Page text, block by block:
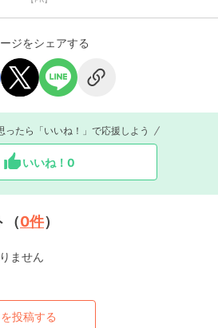
ジをシェアする
たら「いいね！」で応援しよう
いいね！ 0
（0件）
ません
投稿する